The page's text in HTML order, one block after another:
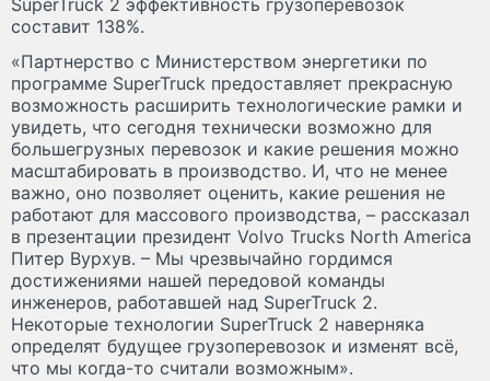
SuperTruck 2 эффективность грузоперевозок
составит 138%.
«Партнерство с Министерством энергетики по
программе SuperTruck предоставляет прекрасную
возможность расширить технологические рамки и
увидеть, что сегодня технически возможно для
большегрузных перевозок и какие решения можно
масштабировать в производство. И, что не менее
важно, оно позволяет оценить, какие решения не
работают для массового производства, – рассказал
в презентации президент Volvo Trucks North America
Питер Вурхув. – Мы чрезвычайно гордимся
достижениями нашей передовой команды
инженеров, работавшей над SuperTruck 2.
Некоторые технологии SuperTruck 2 наверняка
определят будущее грузоперевозок и изменят всё,
что мы когда-то считали возможным».